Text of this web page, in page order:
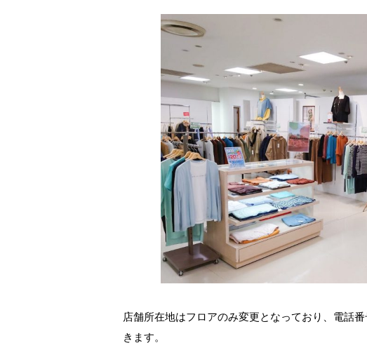
店舗所在地はフロアのみ変更となっており、電話
きます。